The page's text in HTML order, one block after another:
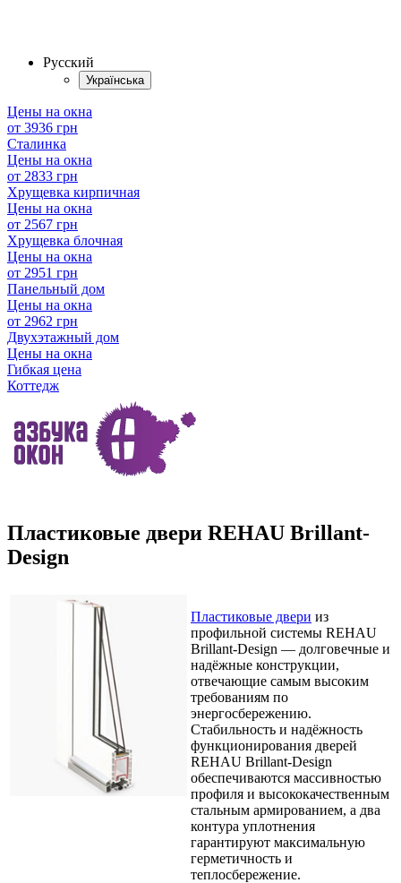
Русский
Українська
Цены на окна
от 3936 грн
Сталинка
Цены на окна
от 2833 грн
Хрущевка кирпичная
Цены на окна
от 2567 грн
Хрущевка блочная
Цены на окна
от 2951 грн
Панельный дом
Цены на окна
от 2962 грн
Двухэтажный дом
Цены на окна
Гибкая цена
Коттедж
Пластиковые двери REHAU Brillant-
Design
Пластиковые двери из
профильной системы REHAU
Brillant-Design — долговечные и
надёжные конструкции,
отвечающие самым высоким
требованиям по
энергосбережению.
Стабильность и надёжность
функционирования дверей
REHAU Brillant-Design
обеспечиваются массивностью
профиля и высококачественным
стальным армированием, а два
контура уплотнения
гарантируют максимальную
герметичность и
теплосбережение.